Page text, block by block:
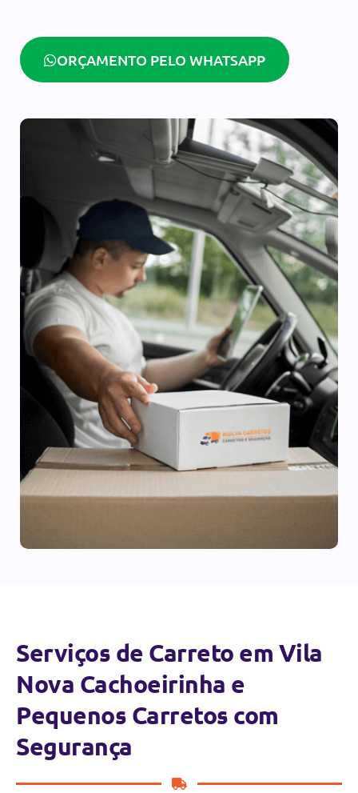
ORÇAMENTO PELO WHATSAPP
Serviços de Carreto em Vila
Nova Cachoeirinha e
Pequenos Carretos com
Segurança